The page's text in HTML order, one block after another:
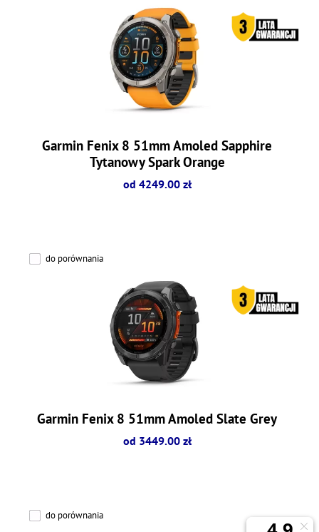
Garmin Fenix 8 51mm Amoled Sapphire
Tytanowy Spark Orange
od 4249.00 zł
do porównania
Garmin Fenix 8 51mm Amoled Slate Grey
od 3449.00 zł
do porównania